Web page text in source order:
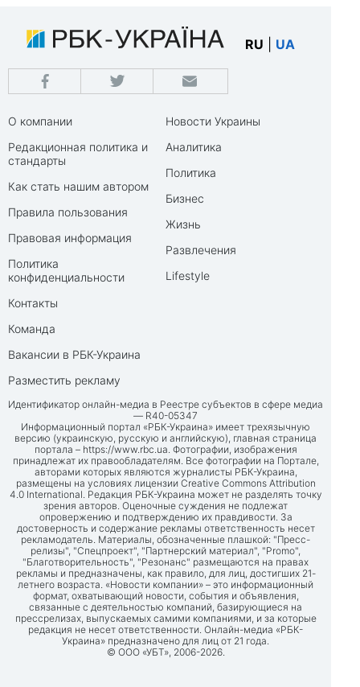
RU UA
О компании
Редакционная политика и
стандарты
Как стать нашим автором
Правила пользования
Правовая информация
Политика
конфиденциальности
Контакты
Команда
Вакансии в РБК-Украина
Разместить рекламу
Новости Украины
Аналитика
Политика
Бизнес
Жизнь
Развлечения
Lifestyle
Идентификатор онлайн-медиа в Реестре субъектов в сфере медиа
— R40-05347
Информационный портал «РБК-Украина» имеет трехязычную
версию (украинскую, русскую и английскую), главная страница
портала – https://www.rbc.ua. Фотографии, изображения
принадлежат их правообладателям. Все фотографии на Портале,
авторами которых являются журналисты РБК-Украина,
размещены на условиях лицензии Creative Commons Attribution
4.0 International. Редакция РБК-Украина может не разделять точку
зрения авторов. Оценочные суждения не подлежат
опровержению и подтверждению их правдивости. За
достоверность и содержание рекламы ответственность несет
рекламодатель. Материалы, обозначенные плашкой: "Пресс-
релизы", "Спецпроект", "Партнерский материал", "Promo",
"Благотворительность", "Резонанс" размещаются на правах
рекламы и предназначены, как правило, для лиц, достигших 21-
летнего возраста. «Новости компании» – это информационный
формат, охватывающий новости, события и объявления,
связанные с деятельностью компаний, базирующиеся на
прессрелизах, выпускаемых самими компаниями, и за которые
редакция не несет ответственности. Онлайн-медиа «РБК-
Украина» предназначено для лиц от 21 года.
© ООО «УБТ», 2006-2026.